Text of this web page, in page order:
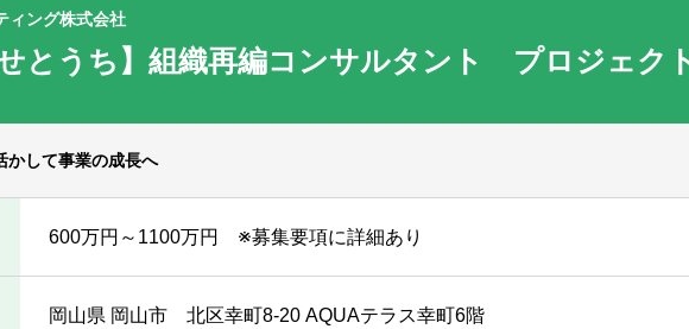
ご利用の流れ 転職成功事例
はじめての転職の方へ USCPAの転職 会計士・試験合
試験科目一覧 会計士が活躍できる転職先
公認会計士試験合格
会計事務所・税理士法人 事業会社
ィング株式会社
せとうち】組織再編コンサルタント プロジェ
して事業の成長へ
600万円～1100万円 ※募集要項に詳細あり
岡山県 岡山市 北区幸町8-20 AQUAテラス幸町6階